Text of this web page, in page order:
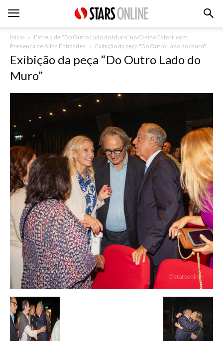
Inicio
Estreia de “Do Outro Lado do Muro” no Casino Estoril com
Presença de Altas Entidades
Exibição da peça "Do Outro Lado do Muro"
Exibição da peça “Do Outro Lado do
Muro”